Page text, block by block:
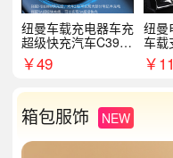
纽曼车载充电器车充
超级快充汽车C39提
手拉环
￥49
纽曼
车载
￥
箱包服饰 NEW